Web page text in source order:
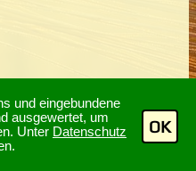
und eingebundene
ausgewertet, um
Unter Datenschutz
OK